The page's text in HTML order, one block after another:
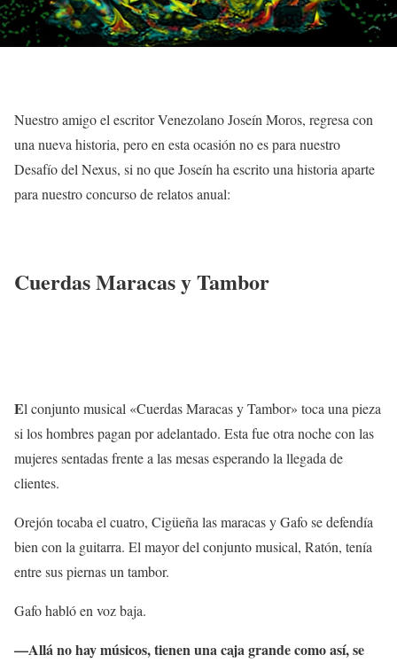
Nuestro amigo el escritor Venezolano Joseín Moros, regresa con
una nueva historia, pero en esta ocasión no es para nuestro
Desafío del Nexus, si no que Joseín ha escrito una historia aparte
para nuestro concurso de relatos anual:
Cuerdas Maracas y Tambor
El conjunto musical «Cuerdas Maracas y Tambor» toca una pieza
si los hombres pagan por adelantado. Esta fue otra noche con las
mujeres sentadas frente a las mesas esperando la llegada de
clientes.
Orejón tocaba el cuatro, Cigüeña las maracas y Gafo se defendía
bien con la guitarra. El mayor del conjunto musical, Ratón, tenía
entre sus piernas un tambor.
Gafo habló en voz baja.
—Allá no hay músicos, tienen una caja grande como así, se